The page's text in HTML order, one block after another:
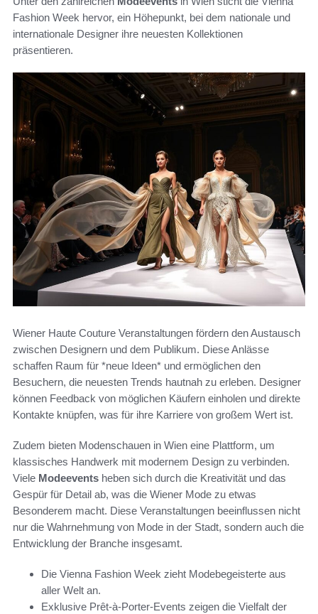
Fashion Week hervor, ein Höhepunkt, bei dem nationale und
internationale Designer ihre neuesten Kollektionen
präsentieren.
Wiener Haute Couture Veranstaltungen fördern den Austausch
zwischen Designern und dem Publikum. Diese Anlässe
schaffen Raum für *neue Ideen* und ermöglichen den
Besuchern, die neuesten Trends hautnah zu erleben. Designer
können Feedback von möglichen Käufern einholen und direkte
Kontakte knüpfen, was für ihre Karriere von großem Wert ist.
Zudem bieten Modenschauen in Wien eine Plattform, um
klassisches Handwerk mit modernem Design zu verbinden.
Viele Modeevents heben sich durch die Kreativität und das
Gespür für Detail ab, was die Wiener Mode zu etwas
Besonderem macht. Diese Veranstaltungen beeinflussen nicht
nur die Wahrnehmung von Mode in der Stadt, sondern auch die
Entwicklung der Branche insgesamt.
Die Vienna Fashion Week zieht Modebegeisterte aus
aller Welt an.
Exklusive Prêt-à-Porter-Events zeigen die Vielfalt der